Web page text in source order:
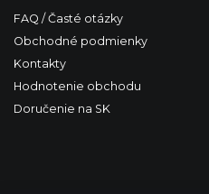
FAQ / Časté otázky
Obchodné podmienky
Kontakty
Hodnotenie obchodu
Doručenie na SK